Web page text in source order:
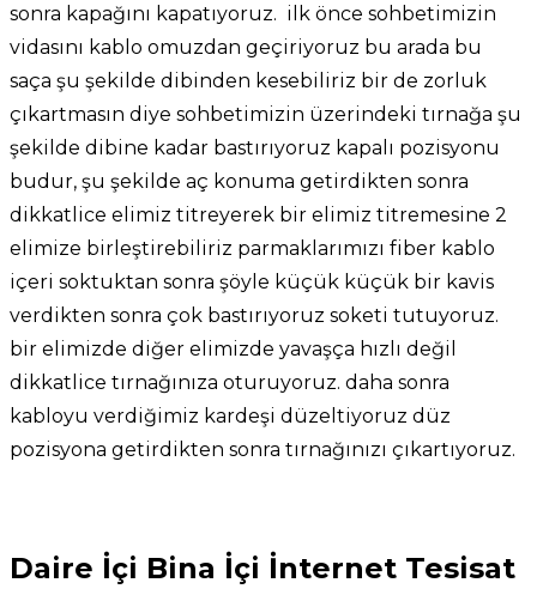
sonra kapağını kapatıyoruz. ilk önce sohbetimizin
vidasını kablo omuzdan geçiriyoruz bu arada bu
saça şu şekilde dibinden kesebiliriz bir de zorluk
çıkartmasın diye sohbetimizin üzerindeki tırnağa şu
şekilde dibine kadar bastırıyoruz kapalı pozisyonu
budur, şu şekilde aç konuma getirdikten sonra
dikkatlice elimiz titreyerek bir elimiz titremesine 2
elimize birleştirebiliriz parmaklarımızı fiber kablo
içeri soktuktan sonra şöyle küçük küçük bir kavis
verdikten sonra çok bastırıyoruz soketi tutuyoruz.
bir elimizde diğer elimizde yavaşça hızlı değil
dikkatlice tırnağınıza oturuyoruz. daha sonra
kabloyu verdiğimiz kardeşi düzeltiyoruz düz
pozisyona getirdikten sonra tırnağınızı çıkartıyoruz.
Daire İçi Bina İçi İnternet Tesisat